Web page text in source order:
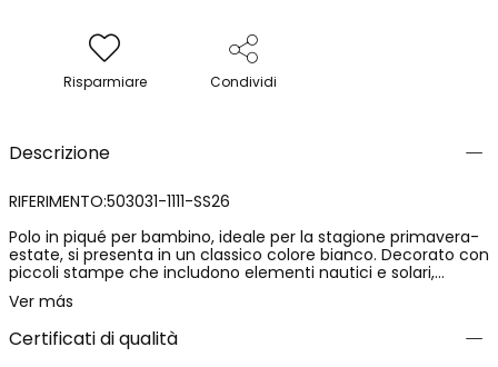
Risparmiare Condividi
Descrizione
RIFERIMENTO:503031-1111-SS26
Polo in piqué per bambino, ideale per la stagione primavera-
estate, si presenta in un classico colore bianco. Decorato con
piccoli stampe che includono elementi nautici e solari,
apporta un tocco divertente all'abbigliamento. Collo e
maniche presentano un dettaglio a righe, offrendo una
finitura elegante. Disponibile in taglie da 12 mesi a 10 anni.
Perfetto da abbinare a pantaloncini o jeans, questo polo è
Ver más
Certificati di qualità